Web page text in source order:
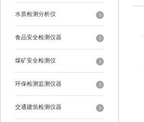
水质检测分析仪
食品安全检测仪器
煤矿安全检测仪
环保检测监测仪器
交通建筑检测仪器